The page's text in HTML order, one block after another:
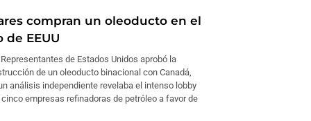
compran un oleoducto en el
de EEUU
de Estados Unidos aprobó la
de un oleoducto binacional con Canadá,
análisis independiente revelaba el intenso lobby
empresas refinadoras de petróleo a favor de